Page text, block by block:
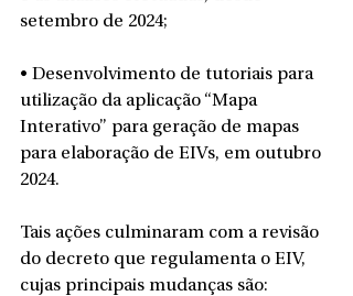
setembro de 2024;
• Desenvolvimento de tutoriais para
utilização da aplicação “Mapa
Interativo” para geração de mapas
para elaboração de EIVs, em outubro
2024.
Tais ações culminaram com a revisão
do decreto que regulamenta o EIV,
cujas principais mudanças são: